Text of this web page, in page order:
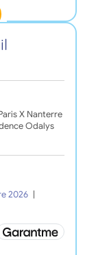
X Nanterre
Odalys
2026